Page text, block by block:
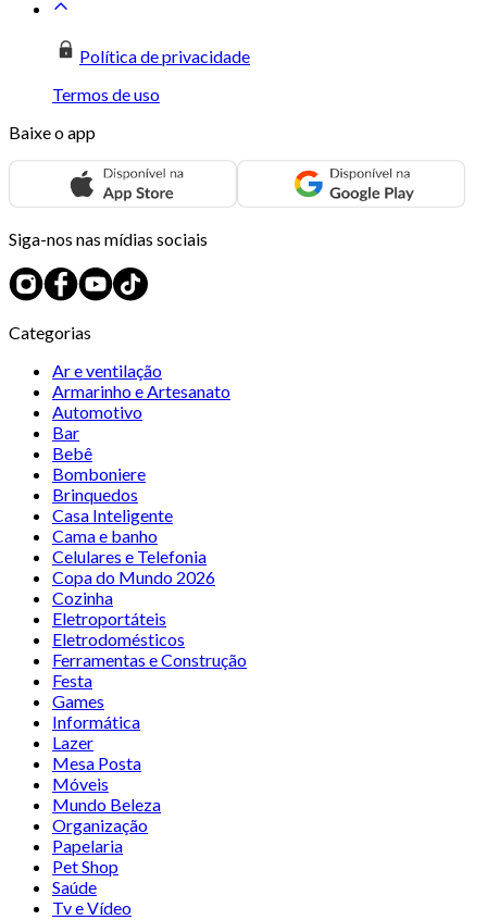
Política de privacidade
Termos de uso
Baixe o app
Siga-nos nas mídias sociais
Categorias
Ar e ventilação
Armarinho e Artesanato
Automotivo
Bar
Bebê
Bomboniere
Brinquedos
Casa Inteligente
Cama e banho
Celulares e Telefonia
Copa do Mundo 2026
Cozinha
Eletroportáteis
Eletrodomésticos
Ferramentas e Construção
Festa
Games
Informática
Lazer
Mesa Posta
Móveis
Mundo Beleza
Organização
Papelaria
Pet Shop
Saúde
Tv e Vídeo